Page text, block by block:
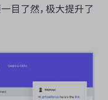
目了然，极大提升了